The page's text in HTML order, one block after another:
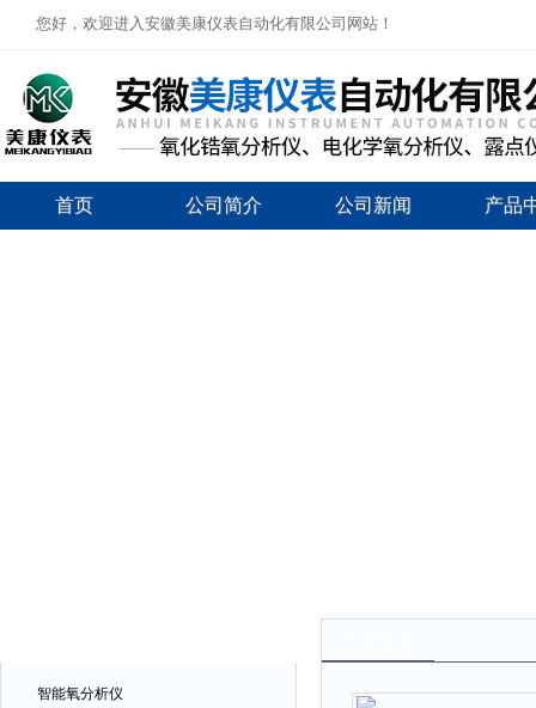
您好，欢迎进入安徽美康仪表自动化有限公司网站！
首页 公司简介 公司新闻 产品
智能氧分析仪